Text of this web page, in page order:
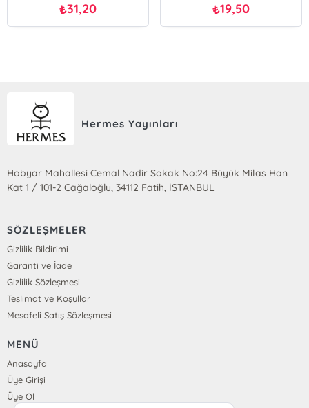
₺31,20 ₺19,50
Hermes Yayınları
Hobyar Mahallesi Cemal Nadir Sokak No:24 Büyük Milas Han
Kat 1 / 101-2 Cağaloğlu, 34112 Fatih, İSTANBUL
SÖZLEŞMELER
Gizlilik Bildirimi
Garanti ve İade
Gizlilik Sözleşmesi
Teslimat ve Koşullar
Mesafeli Satış Sözleşmesi
MENÜ
Anasayfa
Üye Girişi
Üye Ol